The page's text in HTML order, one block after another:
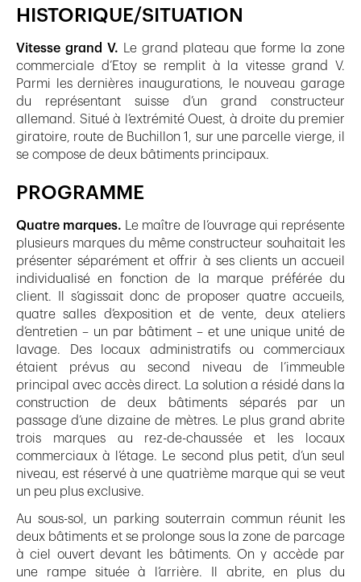
HISTORIQUE/SITUATION
Vitesse grand V. Le grand plateau que forme la zone
commerciale d’Etoy se remplit à la vitesse grand V.
Parmi les dernières inaugurations, le nouveau garage
du représentant suisse d’un grand constructeur
allemand. Situé à l’extrémité Ouest, à droite du premier
giratoire, route de Buchillon 1, sur une parcelle vierge, il
se compose de deux bâtiments principaux.
PROGRAMME
Quatre marques. Le maître de l’ouvrage qui représente
plusieurs marques du même constructeur souhaitait les
présenter séparément et offrir à ses clients un accueil
individualisé en fonction de la marque préférée du
client. Il s’agissait donc de proposer quatre accueils,
quatre salles d’exposition et de vente, deux ateliers
d’entretien – un par bâtiment – et une unique unité de
lavage. Des locaux administratifs ou commerciaux
étaient prévus au second niveau de l’immeuble
principal avec accès direct. La solution a résidé dans la
construction de deux bâtiments séparés par un
passage d’une dizaine de mètres. Le plus grand abrite
trois marques au rez-de-chaussée et les locaux
commerciaux à l’étage. Le second plus petit, d’un seul
niveau, est réservé à une quatrième marque qui se veut
un peu plus exclusive.
Au sous-sol, un parking souterrain commun réunit les
deux bâtiments et se prolonge sous la zone de parcage
à ciel ouvert devant les bâtiments. On y accède par
une rampe située à l’arrière. Il abrite, en plus du